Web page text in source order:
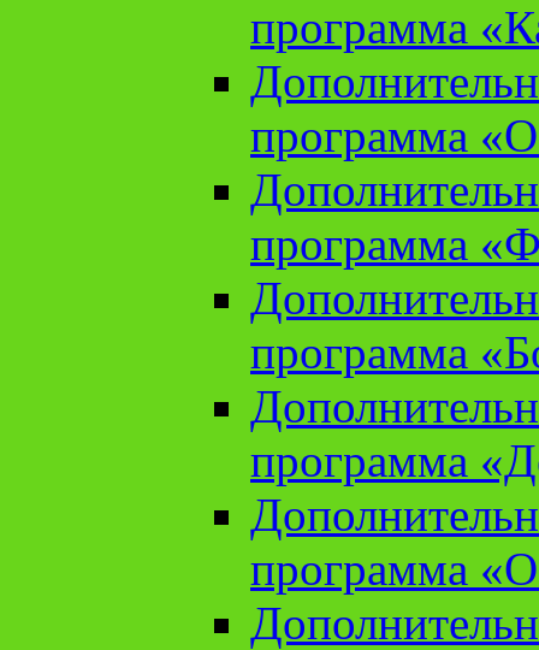
программа
программа
программа
программа
программа
программа